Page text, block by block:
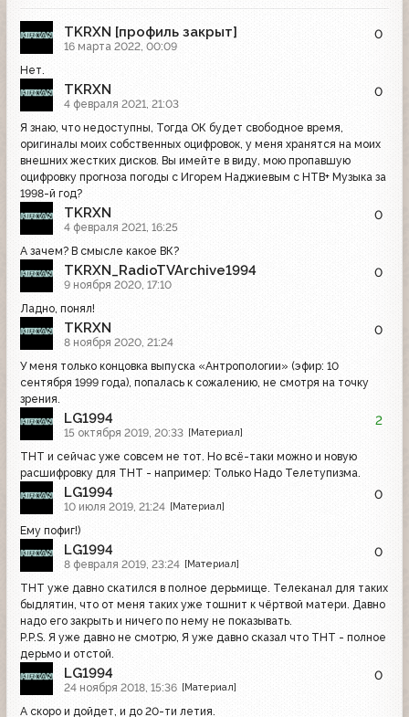
TKRXN [профиль закрыт]
16 марта 2022, 00:09
0
Нет.
TKRXN
4 февраля 2021, 21:03
0
Я знаю, что недоступны, Тогда ОК будет свободное время,
оригиналы моих собственных оцифровок, у меня хранятся на моих
внешних жестких дисков. Вы имейте в виду, мою пропавшую
оцифровку прогноза погоды с Игорем Наджиевым с НТВ+ Музыка за
1998-й год?
TKRXN
4 февраля 2021, 16:25
0
А зачем? В смысле какое ВК?
TKRXN_RadioTVArchive1994
9 ноября 2020, 17:10
0
Ладно, понял!
TKRXN
8 ноября 2020, 21:24
0
У меня только концовка выпуска «Антропологии» (эфир: 10
сентября 1999 года), попалась к сожалению, не смотря на точку
зрения.
LG1994
15 октября 2019, 20:33 [Материал]
2
ТНТ и сейчас уже совсем не тот. Но всё-таки можно и новую
расшифровку для ТНТ - например: Только Надо Телетупизма.
LG1994
10 июля 2019, 21:24 [Материал]
0
Ему пофиг!)
LG1994
8 февраля 2019, 23:24 [Материал]
0
ТНТ уже давно скатился в полное дерьмище. Телеканал для таких
быдлятин, что от меня таких уже тошнит к чёртвой матери. Давно
надо его закрыть и ничего по нему не показывать.
P.P.S. Я уже давно не смотрю, Я уже давно сказал что ТНТ - полное
дерьмо и отстой.
LG1994
24 ноября 2018, 15:36 [Материал]
0
А скоро и дойдет, и до 20-ти летия.